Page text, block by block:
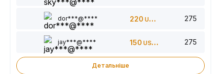
dor***@**** 220 USDT 275
jay***@**** 150 USDT 275
Детальніше